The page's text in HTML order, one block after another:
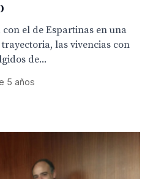
el de Espartinas en una
las vivencias con
de...
5 años